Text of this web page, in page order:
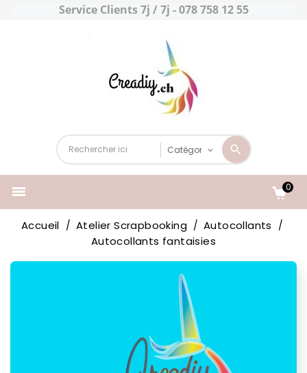
Service Clients 7j / 7j - 078 758 12 55
 0
Accueil Atelier Scrapbooking
Autocollants
Autocollants fantaisies